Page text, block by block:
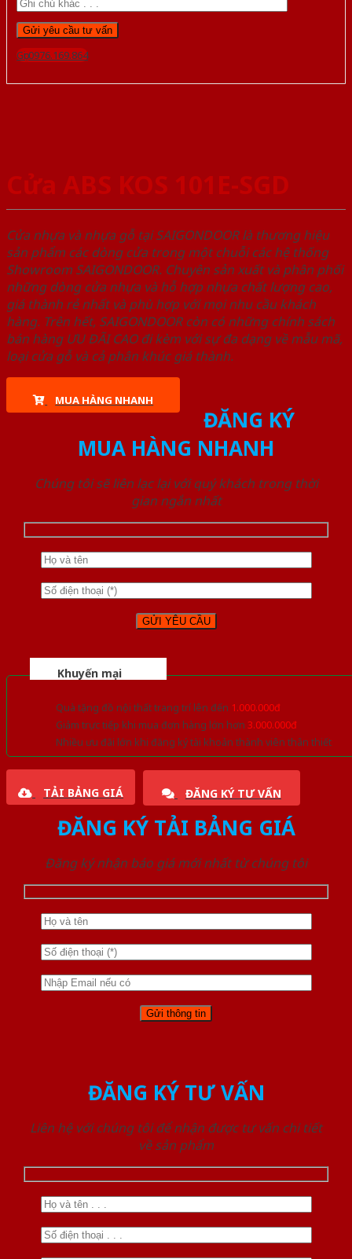
Gọi 0976.169.864
Cửa ABS KOS 101E-SGD
Cửa nhựa và nhựa gỗ tại SAIGONDOOR là thương hiệu
sản phẩm các dòng cửa trong một chuỗi các hệ thống
Showroom SAIGONDOOR. Chuyên sản xuất và phân phối
những dòng cửa nhựa và hỗ hợp nhựa chất lượng cao,
giá thành rẻ nhất và phù hợp với mọi nhu cầu khách
hàng. Trên hết, SAIGONDOOR còn có những chính sách
bán hàng ƯU ĐÃI CAO đi kèm với sự đa dạng về mẫu mã,
loại cửa gỗ và cả phân khúc giá thành.
MUA HÀNG NHANH
ĐĂNG KÝ
MUA HÀNG NHANH
Chúng tôi sẽ liên lạc lại với quý khách trong thời
gian ngắn nhất
Khuyến mại
Quà tặng đồ nội thất trang trí lên đến 1.000.000đ
Giảm trực tiếp khi mua đơn hàng lớn hơn 3.000.000đ
Nhiều ưu đãi lớn khi đăng ký tài khoản thành viên thân thiết
TẢI BẢNG GIÁ ĐĂNG KÝ TƯ VẤN
ĐĂNG KÝ TẢI BẢNG GIÁ
Đăng ký nhận báo giá mới nhất từ chúng tôi
ĐĂNG KÝ TƯ VẤN
Liên hệ với chúng tôi để nhận được tư vấn chi tiết
về sản phẩm